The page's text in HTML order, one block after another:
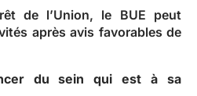
de l’Union, le BUE peut
après avis favorables de
du sein qui est à sa